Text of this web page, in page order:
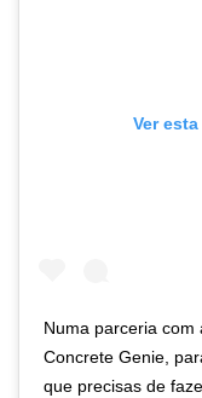
Ver
Numa parceria com
Concrete Genie,
que precisas de